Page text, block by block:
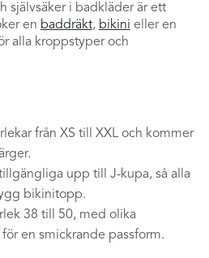
självsäker i badkläder är ett
en baddräkt, bikini eller en
alla kroppstyper och
från XS till XXL och kommer
upp till J-kupa, så alla
bikinitopp.
38 till 50, med olika
en smickrande passform.